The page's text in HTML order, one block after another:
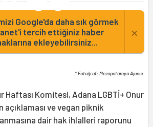
Google'da daha sık görmek
tercih ettiğiniz haber
ekleyebilirsiniz...
×
* Fotoğraf: Mezopotamya Ajansı.
Haftası Komitesi, Adana LGBTİ+ Onur
açıklaması ve vegan piknik
dair hak ihlalleri raporunu